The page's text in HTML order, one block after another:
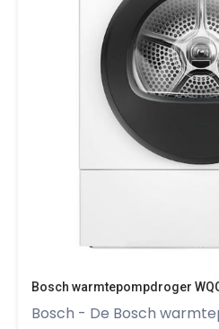
Bosch warmtepompdroger
Bosch - De Bosch warmtepompdroger